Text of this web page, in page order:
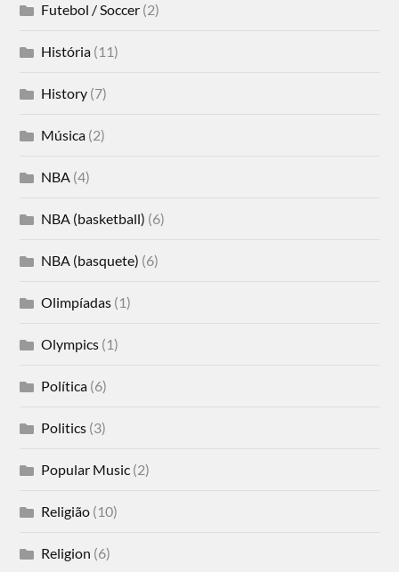
Futebol / Soccer (2)
História (11)
History (7)
Música (2)
NBA (4)
NBA (basketball) (6)
NBA (basquete) (6)
Olimpíadas (1)
Olympics (1)
Política (6)
Politics (3)
Popular Music (2)
Religião (10)
Religion (6)